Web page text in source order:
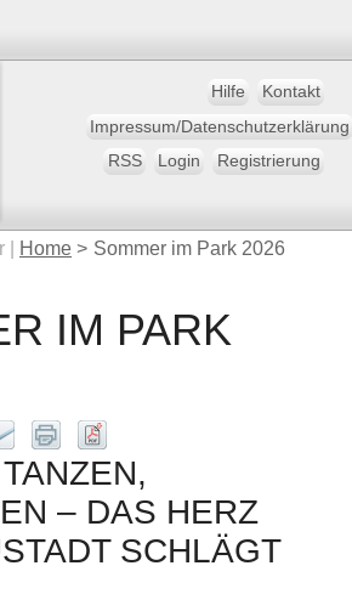
Hilfe
Kontakt
Impressum/Datenschutzerklärung
RSS
Login Registrierung
| Home > Sommer im Park 2026
IM PARK
– DAS HERZ V
SCHLÄGT I